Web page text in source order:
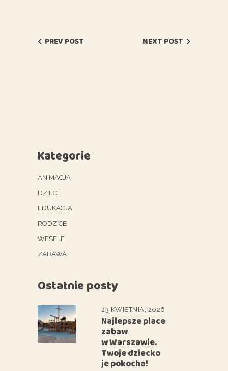
PREV POST NEXT POST
Kategorie
ANIMACJA
DZIECI
EDUKACJA
RODZICE
WESELE
ZABAWA
Ostatnie posty
23 KWIETNIA, 2026
Najlepsze place
zabaw
w Warszawie.
Twoje dziecko
je pokocha!